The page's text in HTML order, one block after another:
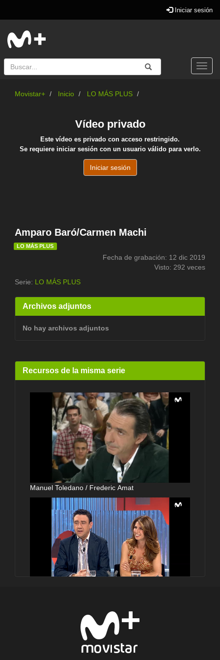
Iniciar sesión
Buscar Enviar
Buscar
Movistar+ Inicio LO MÁS PLUS
Amparo Baró/Carmen Machi
LO MÁS PLUS
Fecha de grabación: 12 dic 2019
Visto: 292 veces
Serie: LO MÁS PLUS
Archivos adjuntos
No hay archivos adjuntos
Recursos de la misma serie
Manuel Toledano / Frederic Amat